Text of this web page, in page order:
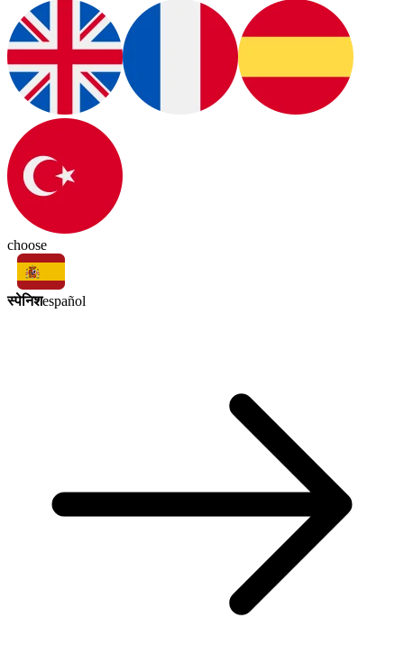
choose
स्पेनिशespañol